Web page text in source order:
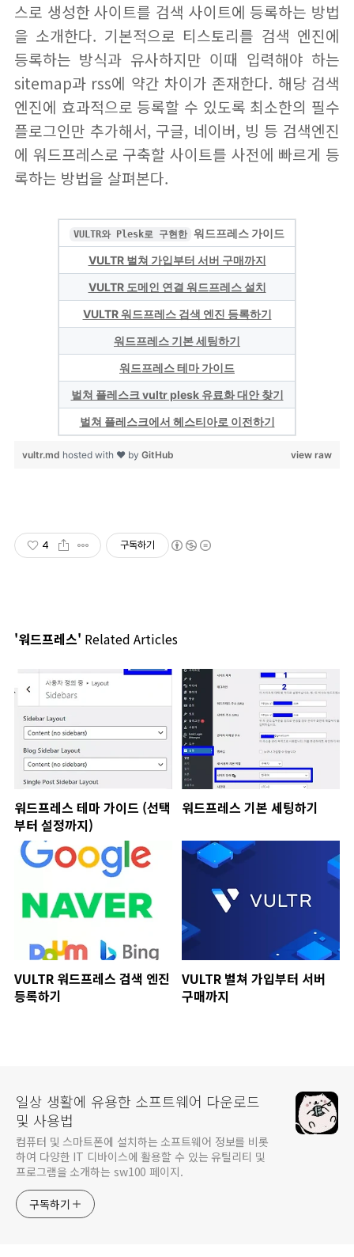
스로 생성한 사이트를 검색 사이트에 등록하는 방법
을 소개한다. 기본적으로 티스토리를 검색 엔진에
등록하는 방식과 유사하지만 이때 입력해야 하는
sitemap과 rss에 약간 차이가 존재한다. 해당 검색
엔진에 효과적으로 등록할 수 있도록 최소한의 필수
플로그인만 추가해서, 구글, 네이버, 빙 등 검색엔진
에 워드프레스로 구축할 사이트를 사전에 빠르게 등
록하는 방법을 살펴본다.
VULTR와 Plesk로 구현한 워드프레스 가이드
VULTR 벌쳐 가입부터 서버 구매까지
VULTR 도메인 연결 워드프레스 설치
VULTR 워드프레스 검색 엔진 등록하기
워드프레스 기본 세팅하기
워드프레스 테마 가이드
벌쳐 플레스크 vultr plesk 유료화 대안 찾기
벌쳐 플레스크에서 헤스티아로 이전하기
view raw
vultr.md hosted with ❤ by GitHub
4 구독하기
'워드프레스' Related Articles
워드프레스 테마 가이드 (선택
부터 설정까지)
워드프레스 기본 세팅하기
VULTR 워드프레스 검색 엔진
등록하기
VULTR 벌쳐 가입부터 서버
구매까지
일상 생활에 유용한 소프트웨어 다운로드
및 사용법
컴퓨터 및 스마트폰에 설치하는 소프트웨어 정보를 비롯
하여 다양한 IT 디바이스에 활용할 수 있는 유틸리티 및
프로그램을 소개하는 sw100 페이지.
구독하기